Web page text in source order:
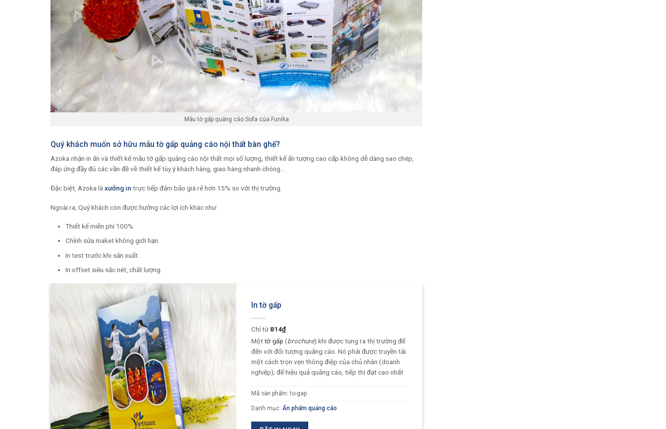
Mẫu tờ gấp quảng cáo Sofa của Funika
Quý khách muốn sở hữu mẫu tờ gấp quảng cáo nội thất bàn ghế?
Azoka nhận in ấn và thiết kế mẫu tờ gấp quảng cáo nội thất mọi số lượng, thiết kế ấn tượng cao cấp không dễ dàng sao chép,
đáp ứng đầy đủ các vần đề về thiết kế tùy ý khách hàng, giao hàng nhanh chóng…
Đặc biệt, Azoka là xưởng in trực tiếp đảm bảo giá rẻ hơn 15% so với thị trường.
Ngoài ra, Quý khách còn được hưởng các lợi ích khác như:
Thiết kế miễn phí 100%.
Chỉnh sửa maket không giới hạn.
In test trước khi sản xuất.
In offset siêu sắc nét, chất lượng.
In tờ gấp
814₫
Mộttờ gấp (brochure) khi được tung ra thị trường để
đến với đối tượng quảng cáo. Nó phải được truyền tải
một cách trọn vẹn thông điệp của chủ nhân (doanh
nghiệp); để hiệu quả quảng cáo, tiếp thị đạt cao nhất
Mã sản phẩm:to-gap
Danh mục: Ấn phẩm quảng cáo